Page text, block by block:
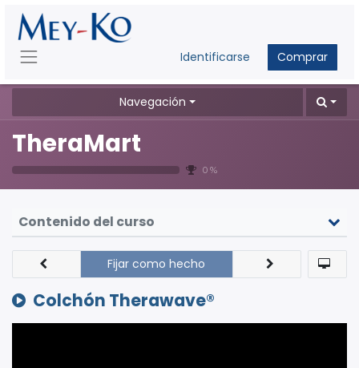
Identificarse Comprar
Navegación
TheraMart
0 %
Contenido del curso
Colchón Therawave®
Fijar como hecho